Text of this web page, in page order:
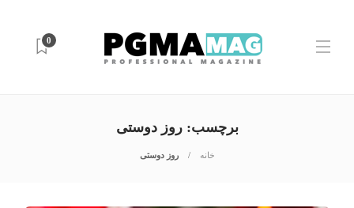
0
برچسب:روز دوستی
خانه روز دوستی